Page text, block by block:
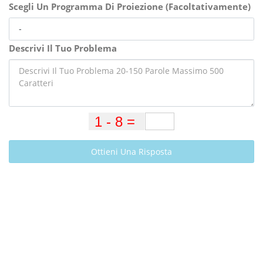
Scegli Un Programma Di Proiezione (Facoltativamente)
Descrivi Il Tuo Problema
Ottieni Una Risposta